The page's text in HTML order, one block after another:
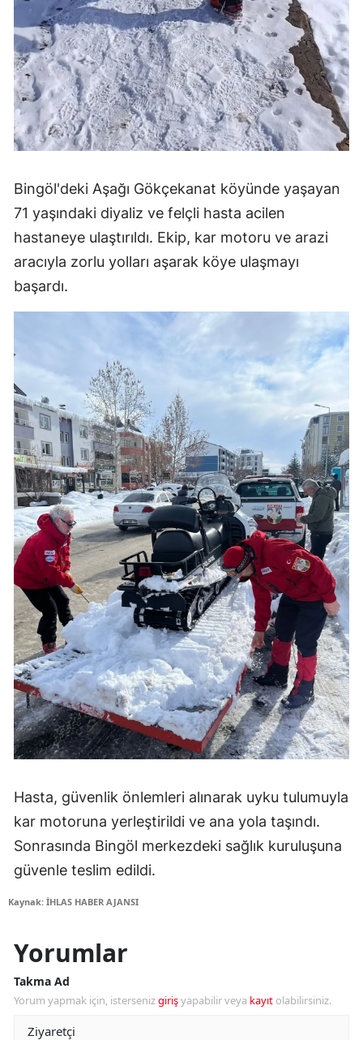
Bingöl'deki Aşağı Gökçekanat köyünde yaşayan
71 yaşındaki diyaliz ve felçli hasta acilen
hastaneye ulaştırıldı. Ekip, kar motoru ve arazi
aracıyla zorlu yolları aşarak köye ulaşmayı
başardı.
Hasta, güvenlik önlemleri alınarak uyku tulumuyla
kar motoruna yerleştirildi ve ana yola taşındı.
Sonrasında Bingöl merkezdeki sağlık kuruluşuna
güvenle teslim edildi.
Kaynak: İHLAS HABER AJANSI
Yorumlar
Takma Ad
Yorum yapmak için, istersenizgirişyapabilir veya kayıt olabilirsiniz.